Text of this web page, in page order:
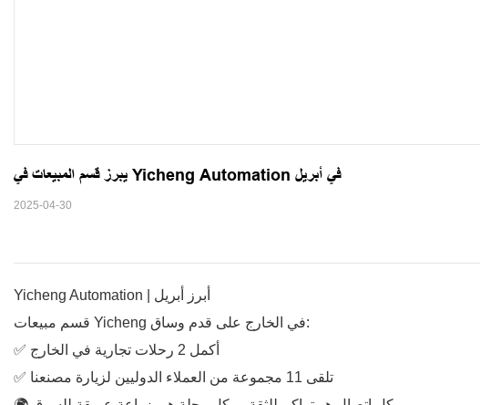
يبرز قسم المبيعات في Yicheng Automation في أبريل
2025-04-30
Yicheng Automation | أبرز أبريل
قسم مبيعات Yicheng في الخارج على قدم وساق:
✅ أكمل 2 رحلات تجارية في الخارج
✅ تلقى 11 مجموعة من العملاء الدوليين لزيارة مصنعنا